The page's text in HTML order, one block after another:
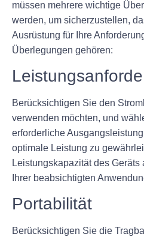
müssen mehrere wichtige
werden, um sicherzustellen,
Ausrüstung für Ihre
Überlegungen gehören:
Berücksichtigen Sie den
verwenden möchten, und
erforderliche
optimale Leistung zu
Leistungskapazität des
Ihrer beabsichtigten
Portabilität
Berücksichtigen Sie die